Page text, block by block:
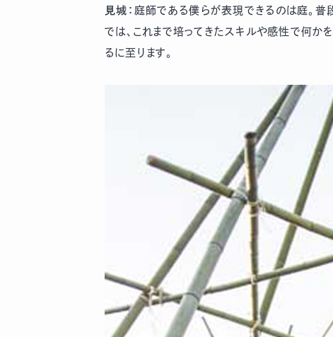
見城： 庭師である僕らが表現できるのは庭。普
では、これまで培ってきたスキルや感性で何か
るに至ります。